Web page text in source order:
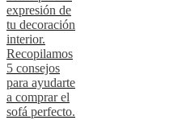
expresión de
tu decoración
interior.
Recopilamos
5 consejos
para ayudarte
a comprar el
sofá perfecto.